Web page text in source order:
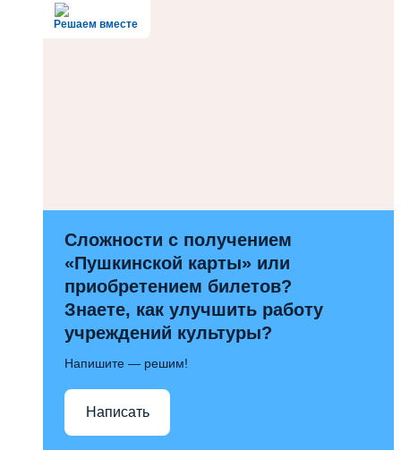
Решаем вместе
Сложности с получением
«Пушкинской карты» или
приобретением билетов?
Знаете, как улучшить работу
учреждений культуры?
Напишите — решим!
Написать